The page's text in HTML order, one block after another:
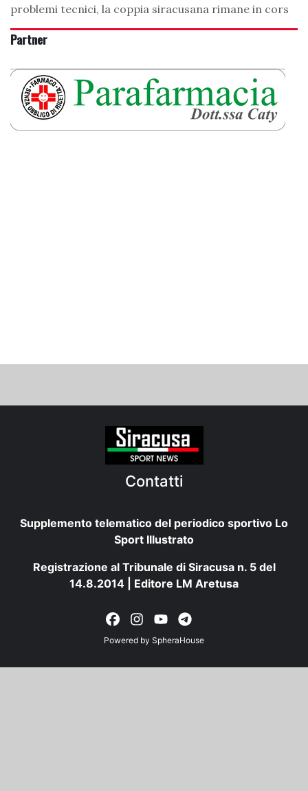
problemi tecnici, la coppia siracusana rimane in cors
Partner
Contatti
Supplemento telematico del periodico sportivo Lo
Sport Illustrato
Registrazione al Tribunale di Siracusa n. 5 del
14.8.2014 | Editore LM Aretusa
Powered by SpheraHouse